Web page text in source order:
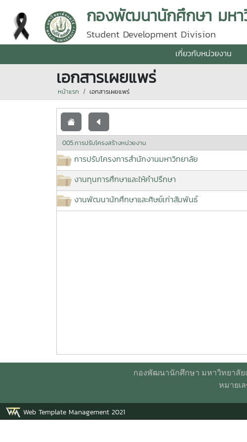
กองพัฒนานักศึกษา มหา
Student Development Division
เกี่ยวกับหน่วยงาน
เอกสารเผยแพร่
หน้าแรก เอกสารเผยแพร่
005.การปรับโครงสร้างหน่วยงาน
การปรับโครงการสำนักงานมหาวิทยาลัย
งานทุนการศึกษาและให้คำปรึกษา
งานพัฒนานักศึกษาและศิษย์เก่าสัมพันธ์
กองพัฒนานักศึกษา มหาวิทยาลัย
หมายเ
Web Template Management 2021